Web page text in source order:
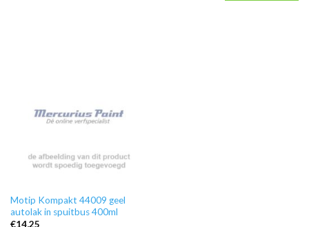
Motip Kompakt 44009 geel
autolak in spuitbus 400ml
€14,25